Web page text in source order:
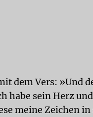
dem Vers: »Und
habe sein Herz
meine Zeichen